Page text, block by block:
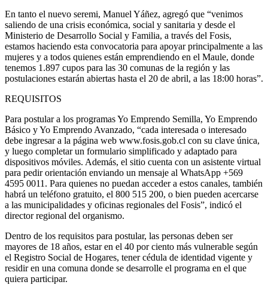
En tanto el nuevo seremi, Manuel Yáñez, agregó que “venimos
saliendo de una crisis económica, social y sanitaria y desde el
Ministerio de Desarrollo Social y Familia, a través del Fosis,
estamos haciendo esta convocatoria para apoyar principalmente a las
mujeres y a todos quienes están emprendiendo en el Maule, donde
tenemos 1.897 cupos para las 30 comunas de la región y las
postulaciones estarán abiertas hasta el 20 de abril, a las 18:00 horas”.
REQUISITOS
Para postular a los programas Yo Emprendo Semilla, Yo Emprendo
Básico y Yo Emprendo Avanzado, “cada interesada o interesado
debe ingresar a la página web www.fosis.gob.cl con su clave única,
y luego completar un formulario simplificado y adaptado para
dispositivos móviles. Además, el sitio cuenta con un asistente virtual
para pedir orientación enviando un mensaje al WhatsApp +569
4595 0011. Para quienes no puedan acceder a estos canales, también
habrá un teléfono gratuito, el 800 515 200, o bien pueden acercarse
a las municipalidades y oficinas regionales del Fosis”, indicó el
director regional del organismo.
Dentro de los requisitos para postular, las personas deben ser
mayores de 18 años, estar en el 40 por ciento más vulnerable según
el Registro Social de Hogares, tener cédula de identidad vigente y
residir en una comuna donde se desarrolle el programa en el que
quiera participar.